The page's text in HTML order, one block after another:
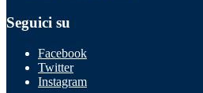
Seguici su
Facebook
Twitter
Instagram